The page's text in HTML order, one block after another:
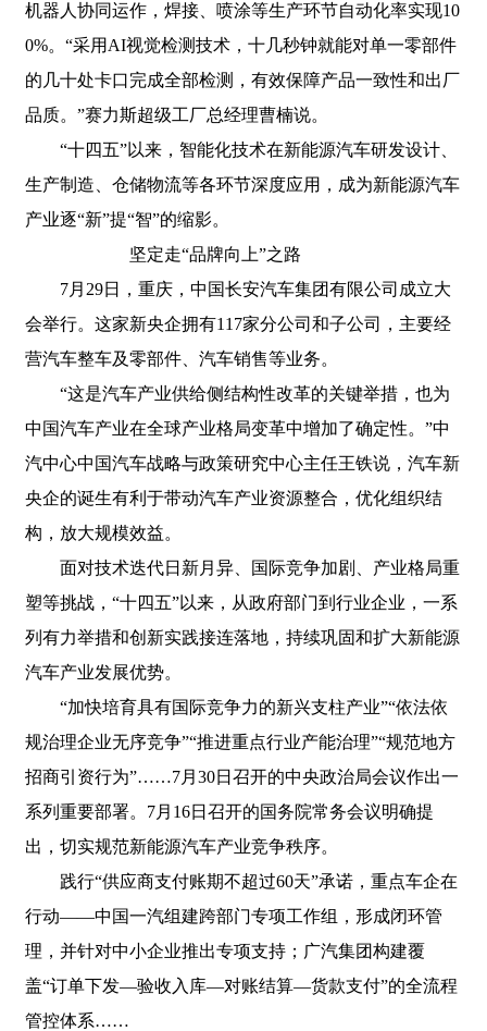
机器人协同运作，焊接、喷涂等生产环节自动化率实现10
0%。“采用AI视觉检测技术，十几秒钟就能对单一零部件
的几十处卡口完成全部检测，有效保障产品一致性和出厂
品质。”赛力斯超级工厂总经理曹楠说。
“十四五”以来，智能化技术在新能源汽车研发设计、
生产制造、仓储物流等各环节深度应用，成为新能源汽车
产业逐“新”提“智”的缩影。
坚定走“品牌向上”之路
7月29日，重庆，中国长安汽车集团有限公司成立大
会举行。这家新央企拥有117家分公司和子公司，主要经
营汽车整车及零部件、汽车销售等业务。
“这是汽车产业供给侧结构性改革的关键举措，也为
中国汽车产业在全球产业格局变革中增加了确定性。”中
汽中心中国汽车战略与政策研究中心主任王铁说，汽车新
央企的诞生有利于带动汽车产业资源整合，优化组织结
构，放大规模效益。
面对技术迭代日新月异、国际竞争加剧、产业格局重
塑等挑战，“十四五”以来，从政府部门到行业企业，一系
列有力举措和创新实践接连落地，持续巩固和扩大新能源
汽车产业发展优势。
“加快培育具有国际竞争力的新兴支柱产业”“依法依
规治理企业无序竞争”“推进重点行业产能治理”“规范地方
招商引资行为”……7月30日召开的中央政治局会议作出一
系列重要部署。7月16日召开的国务院常务会议明确提
出，切实规范新能源汽车产业竞争秩序。
践行“供应商支付账期不超过60天”承诺，重点车企在
行动——中国一汽组建跨部门专项工作组，形成闭环管
理，并针对中小企业推出专项支持；广汽集团构建覆
盖“订单下发—验收入库—对账结算—货款支付”的全流程
管控体系……